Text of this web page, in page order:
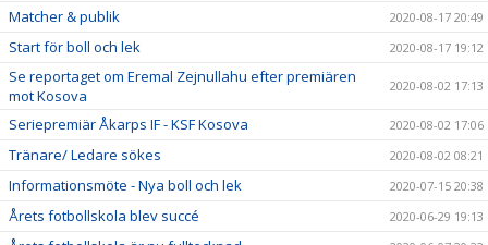
Matcher & publik 2020-08-17 20:49
Start för boll och lek 2020-08-17 19:12
Se reportaget om Eremal Zejnullahu efter premiären
mot Kosova
2020-08-02 17:13
Seriepremiär Åkarps IF - KSF Kosova 2020-08-02 17:06
Tränare/ Ledare sökes 2020-08-02 08:21
Informationsmöte - Nya boll och lek 2020-07-15 20:38
Årets fotbollskola blev succé 2020-06-29 19:13